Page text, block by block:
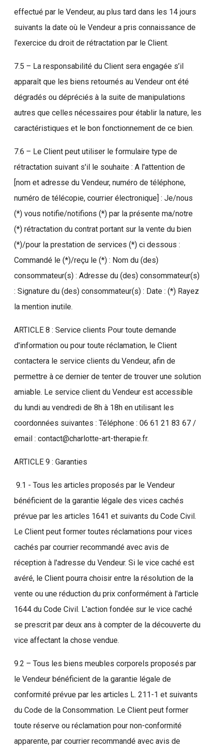
effectué par le Vendeur, au plus tard dans les 14 jours
suivants la date où le Vendeur a pris connaissance de
l'exercice du droit de rétractation par le Client.
7.5 – La responsabilité du Client sera engagée s’il
apparaît que les biens retournés au Vendeur ont été
dégradés ou dépréciés à la suite de manipulations
autres que celles nécessaires pour établir la nature, les
caractéristiques et le bon fonctionnement de ce bien.
7.6 – Le Client peut utiliser le formulaire type de
rétractation suivant s'il le souhaite : A l'attention de
[nom et adresse du Vendeur, numéro de téléphone,
numéro de télécopie, courrier électronique] : Je/nous
(*) vous notifie/notifions (*) par la présente ma/notre
(*) rétractation du contrat portant sur la vente du bien
(*)/pour la prestation de services (*) ci dessous :
Commandé le (*)/reçu le (*) : Nom du (des)
consommateur(s) : Adresse du (des) consommateur(s)
: Signature du (des) consommateur(s) : Date : (*) Rayez
la mention inutile.
ARTICLE 8 : Service clients Pour toute demande
d'information ou pour toute réclamation, le Client
contactera le service clients du Vendeur, afin de
permettre à ce dernier de tenter de trouver une solution
amiable. Le service client du Vendeur est accessible
du lundi au vendredi de 8h à 18h en utilisant les
coordonnées suivantes : Téléphone : 06 61 21 83 67 /
email : contact@charlotte-art-therapie.fr.
ARTICLE 9 : Garanties
9.1 - Tous les articles proposés par le Vendeur
bénéficient de la garantie légale des vices cachés
prévue par les articles 1641 et suivants du Code Civil.
Le Client peut former toutes réclamations pour vices
cachés par courrier recommandé avec avis de
réception à l'adresse du Vendeur. Si le vice caché est
avéré, le Client pourra choisir entre la résolution de la
vente ou une réduction du prix conformément à l'article
1644 du Code Civil. L'action fondée sur le vice caché
se prescrit par deux ans à compter de la découverte du
vice affectant la chose vendue.
9.2 – Tous les biens meubles corporels proposés par
le Vendeur bénéficient de la garantie légale de
conformité prévue par les articles L. 211-1 et suivants
du Code de la Consommation. Le Client peut former
toute réserve ou réclamation pour non-conformité
apparente, par courrier recommandé avec avis de